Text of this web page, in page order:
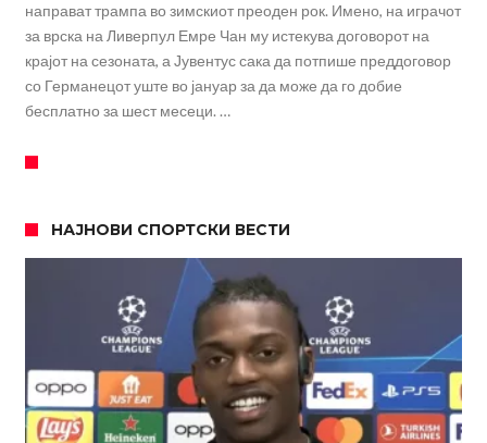
направат трампа во зимскиот преоден рок. Имено, на играчот
за врска на Ливерпул Емре Чан му истекува договорот на
крајот на сезоната, а Јувентус сака да потпише преддоговор
со Германецот уште во јануар за да може да го добие
бесплатно за шест месеци. …
НАЈНОВИ СПОРТСКИ ВЕСТИ